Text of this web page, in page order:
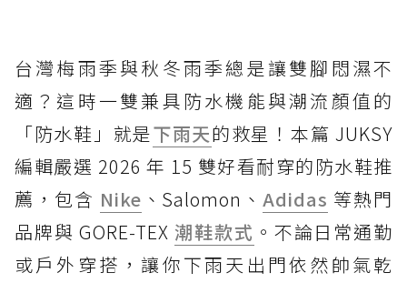
台灣梅雨季與秋冬雨季總是讓雙腳悶濕不
適？這時一雙兼具防水機能與潮流顏值的
「防水鞋」就是下雨天的救星！本篇 JUKSY
編輯嚴選 2026 年 15 雙好看耐穿的防水鞋推
薦，包含 Nike 、Salomon、Adidas 等熱門
品牌與 GORE-TEX 潮鞋款式 。不論日常通勤
或戶外穿搭，讓你下雨天出門依然帥氣乾